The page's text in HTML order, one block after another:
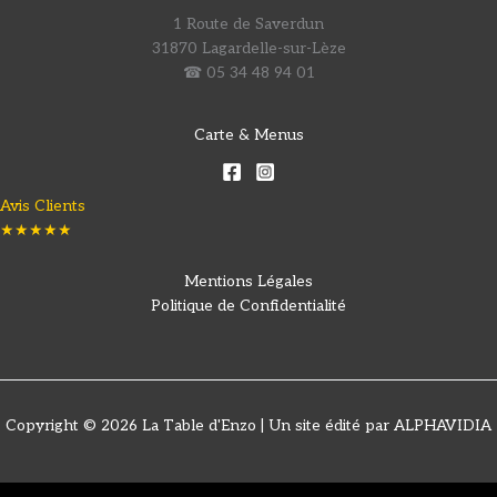
1 Route de Saverdun
31870 Lagardelle-sur-Lèze
☎ 05 34 48 94 01
Carte & Menus
Avis Clients
★★★★★
Mentions Légales
Politique de Confidentialité
Copyright © 2026 La Table d'Enzo | Un site édité par ALPHAVIDIA